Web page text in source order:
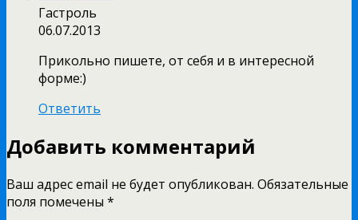
Гастроль
06.07.2013
Прикольно пишете, от себя и в интересной
форме:)
Ответить
Добавить комментарий
Ваш адрес email не будет опубликован. Обязательные
поля помечены *